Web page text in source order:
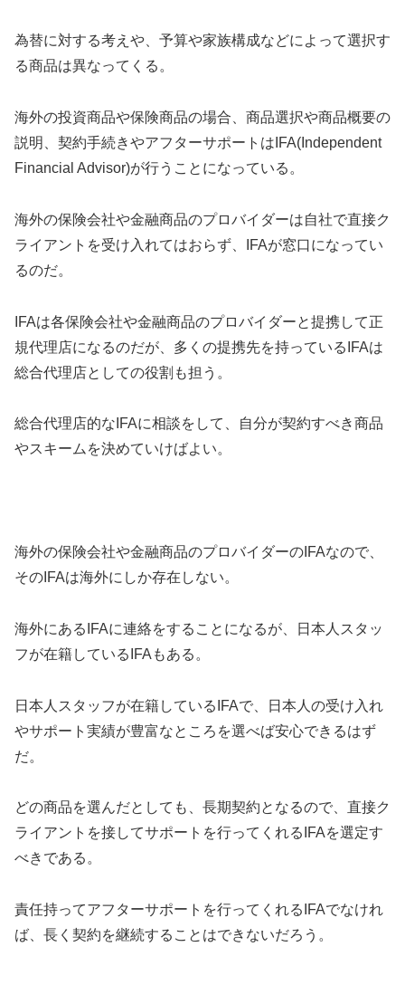
為替に対する考えや、予算や家族構成などによって選択す
る商品は異なってくる。
海外の投資商品や保険商品の場合、商品選択や商品概要の
説明、契約手続きやアフターサポートはIFA(Independent
Financial Advisor)が行うことになっている。
海外の保険会社や金融商品のプロバイダーは自社で直接ク
ライアントを受け入れてはおらず、IFAが窓口になってい
るのだ。
IFAは各保険会社や金融商品のプロバイダーと提携して正
規代理店になるのだが、多くの提携先を持っているIFAは
総合代理店としての役割も担う。
総合代理店的なIFAに相談をして、自分が契約すべき商品
やスキームを決めていけばよい。
海外の保険会社や金融商品のプロバイダーのIFAなので、
そのIFAは海外にしか存在しない。
海外にあるIFAに連絡をすることになるが、日本人スタッ
フが在籍しているIFAもある。
日本人スタッフが在籍しているIFAで、日本人の受け入れ
やサポート実績が豊富なところを選べば安心できるはず
だ。
どの商品を選んだとしても、長期契約となるので、直接ク
ライアントを接してサポートを行ってくれるIFAを選定す
べきである。
責任持ってアフターサポートを行ってくれるIFAでなけれ
ば、長く契約を継続することはできないだろう。